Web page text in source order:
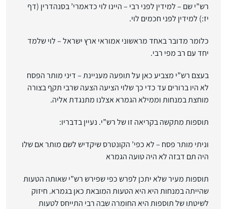
רש”י שם – למידין לפני רבי – היינו לוי כדאמרי’ בסנהדרין (דף
יז:) למידין לפני חכמים לוי.
כלומר מדובר באחד מראשוני אמוראי ארץ ישראל – לוי שלמד
יחד עם רב מפי רבי.
בעצם רש”י מצביע כאן על תופעה מעניינת – דיני מותר הפסח
לא היו ברורים עד כדי כך שלוי הציעה הצעה שרבי תקף בצורה
מוחצת במנחות וממילא הגמרא אצלנו מתנגדת אליה.
תוספות מתקשה בקריאה זו של רש”י. נעיין בדבריו:
וניתי מותר פסח – לא כפי’ הקונטרס שיקדיש לשם מותר אם שלו
היה תם דבזה לא היה טועה הגמרא
תוספות מעיר שלא יתכן לפרש כפי שפירש רש”י שאותה הטעות
שהייתה במנחות היא היא הטעות המובאת כאן בגמרא. חיזוק
לשיטתו של תוספות היא החומרה שבה רבי התייחס לטעות